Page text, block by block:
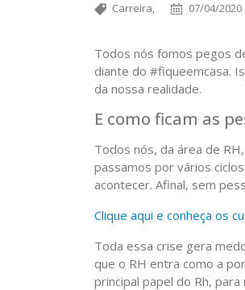
Carreira, 07/04/2020
Todos nós fomos pegos
diante do #fiqueemcasa.
da nossa realidade.
E como ficam as
Todos nós, da área de
passamos por vários
acontecer. Afinal, sem
Clique aqui e conheça os
Toda essa crise gera
que o RH entra como a
principal papel do Rh,